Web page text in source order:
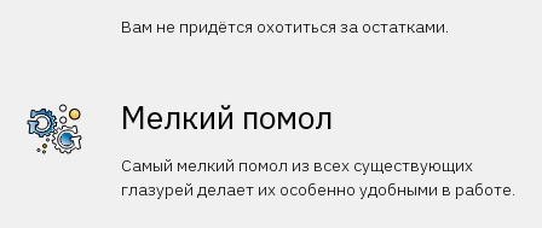
Вам не придётся охотиться за остатками.
Мелкий помол
Самый мелкий помол из всех существующих
глазурей делает их особенно удобными в работе.